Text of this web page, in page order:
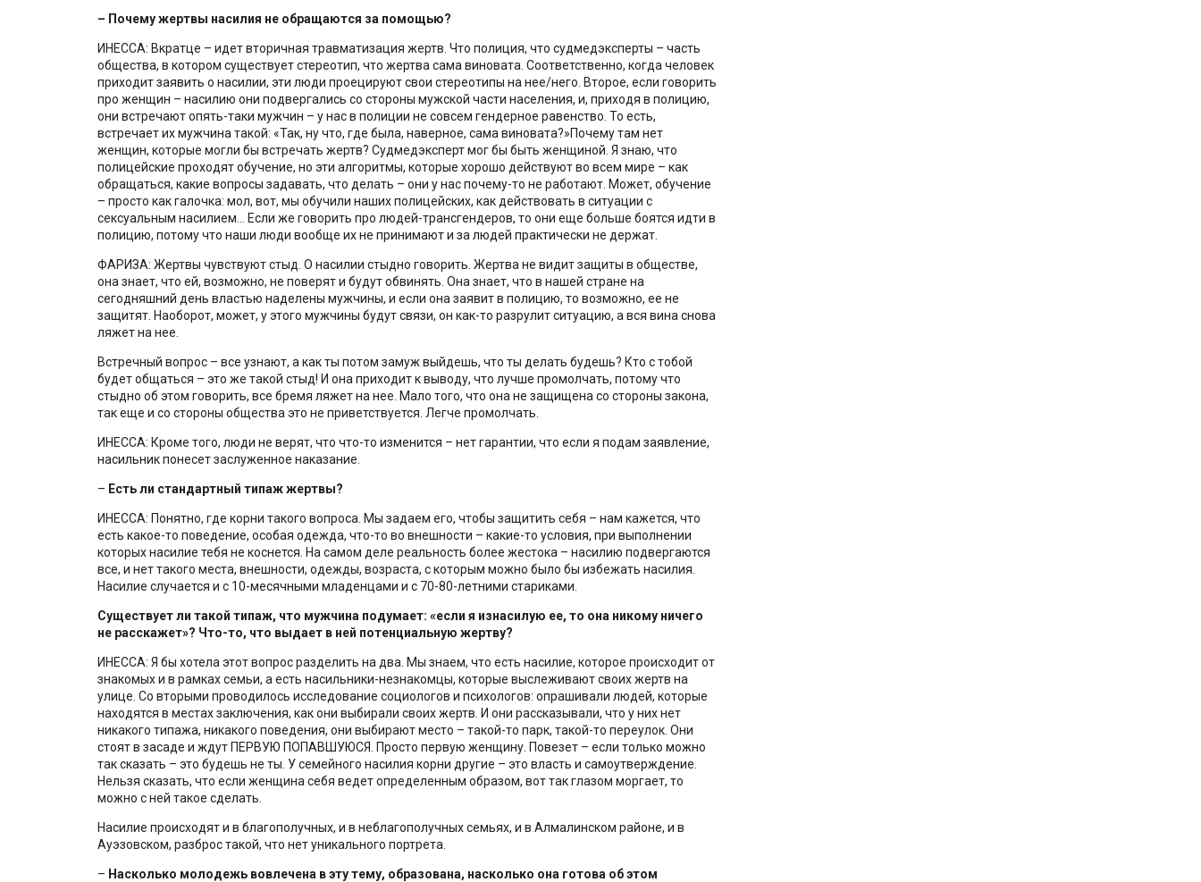
– Почему жертвы насилия не обращаются за помощью?
ИНЕССА: Вкратце – идет вторичная травматизация жертв. Что полиция, что судмедэксперты – часть
общества, в котором существует стереотип, что жертва сама виновата. Соответственно, когда человек
приходит заявить о насилии, эти люди проецируют свои стереотипы на нее/него. Второе, если говорить
про женщин – насилию они подвергались со стороны мужской части населения, и, приходя в полицию,
они встречают опять-таки мужчин – у нас в полиции не совсем гендерное равенство. То есть,
встречает их мужчина такой: «Так, ну что, где была, наверное, сама виновата?»Почему там нет
женщин, которые могли бы встречать жертв? Судмедэксперт мог бы быть женщиной. Я знаю, что
полицейские проходят обучение, но эти алгоритмы, которые хорошо действуют во всем мире – как
обращаться, какие вопросы задавать, что делать – они у нас почему-то не работают. Может, обучение
– просто как галочка: мол, вот, мы обучили наших полицейских, как действовать в ситуации с
сексуальным насилием… Если же говорить про людей-трансгендеров, то они еще больше боятся идти в
полицию, потому что наши люди вообще их не принимают и за людей практически не держат.
ФАРИЗА: Жертвы чувствуют стыд. О насилии стыдно говорить. Жертва не видит защиты в обществе,
она знает, что ей, возможно, не поверят и будут обвинять. Она знает, что в нашей стране на
сегодняшний день властью наделены мужчины, и если она заявит в полицию, то возможно, ее не
защитят. Наоборот, может, у этого мужчины будут связи, он как-то разрулит ситуацию, а вся вина снова
ляжет на нее.
Встречный вопрос – все узнают, а как ты потом замуж выйдешь, что ты делать будешь? Кто с тобой
будет общаться – это же такой стыд! И она приходит к выводу, что лучше промолчать, потому что
стыдно об этом говорить, все бремя ляжет на нее. Мало того, что она не защищена со стороны закона,
так еще и со стороны общества это не приветствуется. Легче промолчать.
ИНЕССА: Кроме того, люди не верят, что что-то изменится – нет гарантии, что если я подам заявление,
насильник понесет заслуженное наказание.
– Есть ли стандартный типаж жертвы?
ИНЕССА: Понятно, где корни такого вопроса. Мы задаем его, чтобы защитить себя – нам кажется, что
есть какое-то поведение, особая одежда, что-то во внешности – какие-то условия, при выполнении
которых насилие тебя не коснется. На самом деле реальность более жестока – насилию подвергаются
все, и нет такого места, внешности, одежды, возраста, с которым можно было бы избежать насилия.
Насилие случается и с 10-месячными младенцами и с 70-80-летними стариками.
Существует ли такой типаж, что мужчина подумает: «если я изнасилую ее, то она никому ничего
не расскажет»? Что-то, что выдает в ней потенциальную жертву?
ИНЕССА: Я бы хотела этот вопрос разделить на два. Мы знаем, что есть насилие, которое происходит от
знакомых и в рамках семьи, а есть насильники-незнакомцы, которые выслеживают своих жертв на
улице. Со вторыми проводилось исследование социологов и психологов: опрашивали людей, которые
находятся в местах заключения, как они выбирали своих жертв. И они рассказывали, что у них нет
никакого типажа, никакого поведения, они выбирают место – такой-то парк, такой-то переулок. Они
стоят в засаде и ждут ПЕРВУЮ ПОПАВШУЮСЯ. Просто первую женщину. Повезет – если только можно
так сказать – это будешь не ты. У семейного насилия корни другие – это власть и самоутверждение.
Нельзя сказать, что если женщина себя ведет определенным образом, вот так глазом моргает, то
можно с ней такое сделать.
Насилие происходят и в благополучных, и в неблагополучных семьях, и в Алмалинском районе, и в
Ауэзовском, разброс такой, что нет уникального портрета.
– Насколько молодежь вовлечена в эту тему, образована, насколько она готова об этом